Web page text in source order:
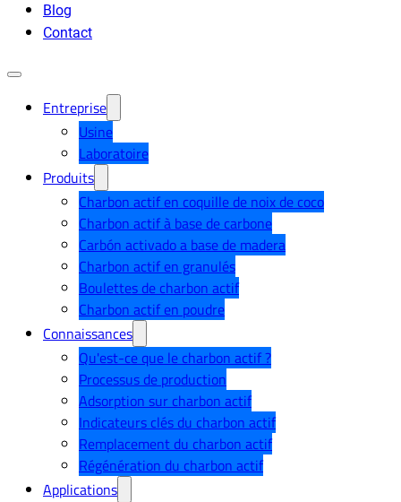
Blog
Contact
Entreprise
Usine
Laboratoire
Produits
Charbon actif en coquille de noix de coco
Charbon actif à base de carbone
Carbón activado a base de madera
Charbon actif en granulés
Boulettes de charbon actif
Charbon actif en poudre
Connaissances
Qu'est-ce que le charbon actif ?
Processus de production
Adsorption sur charbon actif
Indicateurs clés du charbon actif
Remplacement du charbon actif
Régénération du charbon actif
Applications